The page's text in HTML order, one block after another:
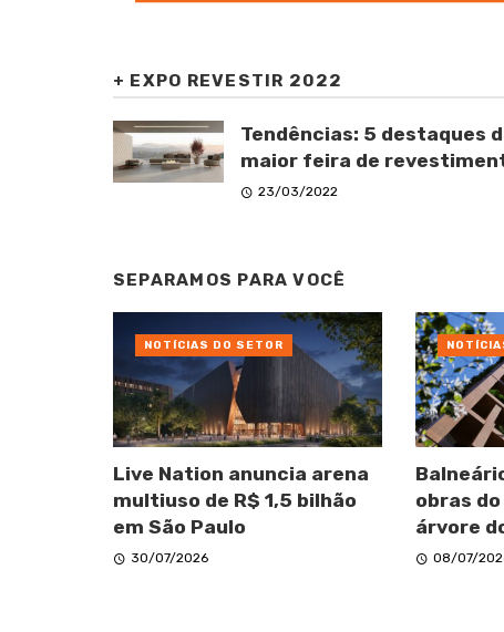
+ EXPO REVESTIR 2022
Tendências: 5 destaques
maior feira de
23/03/2022
SEPARAMOS PARA VOCÊ
Live Nation anuncia arena
multiuso de R$ 1,5 bilhão
em São Paulo
30/07/2026
NOTÍCIAS DO SETOR
obras
árvore
08/07/